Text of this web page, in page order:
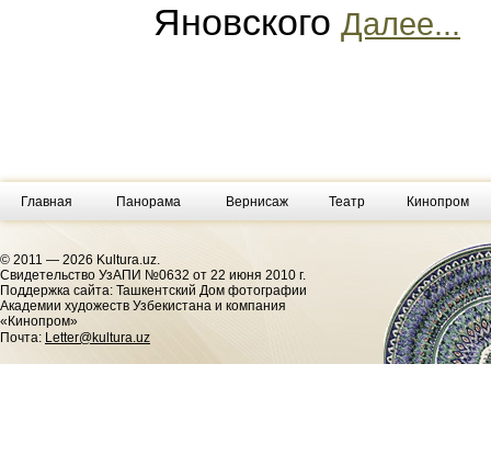
Яновского Далее...
Главная Панорама Вернисаж Театр Кинопром
© 2011 — 2026 Kultura.uz.
Cвидетельство УзАПИ №0632 от 22 июня 2010 г.
Поддержка сайта: Ташкентский Дом фотографии
Академии художеств Узбекистана и компания
«Кинопром»
Почта: Letter@kultura.uz